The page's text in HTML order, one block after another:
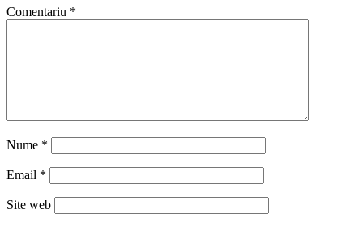
Comentariu *
Nume *
Email *
Site web